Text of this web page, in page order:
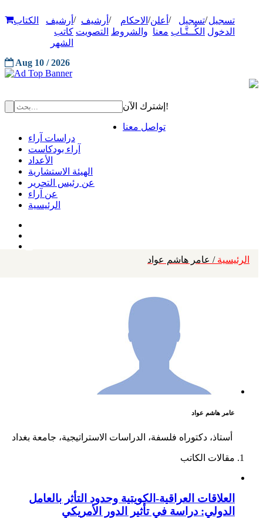
تسجيل
الدخول
/تسجيل
الكُــتَّـاب
/ أعلن
معنا
/ الاحكام
والشروط
/ أرشيف
التصويت
/ أرشيف
كاتب
الشهر
الكتاب
Aug 10 / 2026
إشترك الآن!
تواصل معنا
دراسات آراء
آراء بودكاست
الأعداد
الهيئة الاستشارية
عن رئيس التحرير
عن آراء
الرئيسية
الرئيسية / عامر هاشم عواد
عامر هاشم عواد
أستاذ، دكتوراه فلسفة، الدراسات الاستراتيجية، جامعة بغداد
مقالات الكاتب
العلاقات العراقية-الكويتية وحدود التأثر بالعامل
الدولي: دراسة في تأثير الدور الأمريكي